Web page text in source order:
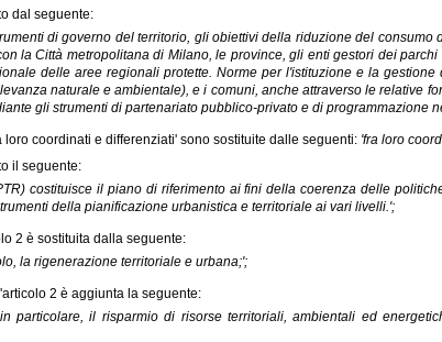
dal seguente:
di governo del territorio, gli obiettivi della riduzione del
la Città metropolitana di Milano, le province, gli enti gestori dei
delle aree regionali protette. Norme per l'istituzione e la
naturale e ambientale), e i comuni, anche attraverso le relative
gli strumenti di partenariato pubblico-privato e di programmazione
loro coordinati e differenziati' sono sostituite dalle seguenti:'fra loro
il seguente:
costituisce il piano di riferimento ai fini della coerenza delle
della pianificazione urbanistica e territoriale ai vari livelli.';
2 è sostituita dalla seguente:
la rigenerazione territoriale e urbana;';
2 è aggiunta la seguente:
particolare, il risparmio di risorse territoriali, ambientali ed